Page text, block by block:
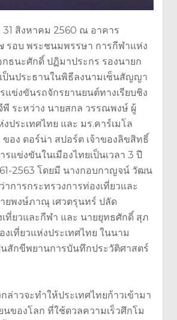
สิงหาคม 2560 ณ อาคาร
รอบ พระชนมพรรษา การกีฬาแห่ง
กธนะศักดิ์ ปฏิมาประกร รองนายก
ป็นประธานในพิธีลงนามเซ็นสัญญา
แข่งขันรถจักรยานยนต์ทางเรียบชิง
ระหว่าง นายสกล วรรณพงษ์ ผู้
ประเทศไทย และ มร.คาร์เมโล
ของ ดอร์น่า สปอร์ต เจ้าของลิขสิทธิ์
รแข่งขันในเมืองไทยเป็นเวลา 3 ปี
2563 โดยมี นางกอบกาญจน์ วัฒน
าการกระทรวงการท่องเที่ยวและ
ยพงษ์ภาณุ เศวตรุนทร์ ปลัด
เที่ยวและกีฬา และ นายยุทธศักดิ์ สุภ
งเที่ยวแห่งประเทศไทย ในนาม
นสักขีพยานการบันทึกประวัติศาสตร์
าวจะทำให้ประเทศไทยก้าวเข้ามา
ยนของโลก ที่ใช้ดวลความเร็วศึกโม